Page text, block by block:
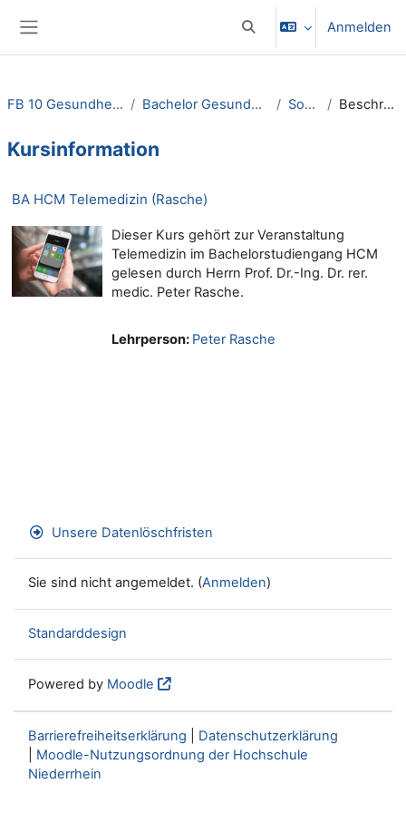
Sucheingabe umschalten
Anmelden
FB 10 Gesundheitswesen Bachelor Gesundheitswesen SoSe26 Beschreibung
Kursinformation
BA HCM Telemedizin (Rasche)
Dieser Kurs gehört zur Veranstaltung
Telemedizin im Bachelorstudiengang HCM
gelesen durch Herrn Prof. Dr.-Ing. Dr. rer.
medic. Peter Rasche.
Lehrperson: Peter Rasche
Unsere Datenlöschfristen
Sie sind nicht angemeldet. (Anmelden)
Standarddesign
Powered by Moodle
Barrierefreiheitserklärung
Datenschutzerklärung
Moodle-Nutzungsordnung der Hochschule
Niederrhein